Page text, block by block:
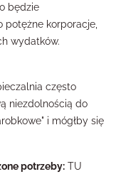
będzie
potężne korporacje,
wydatków.
często
niezdolnością do
i mógłby się
potrzeby: TU